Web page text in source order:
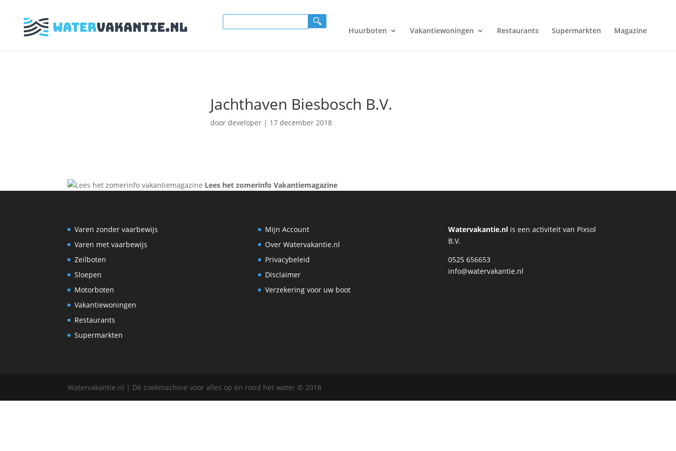
Huurboten Vakantiewoningen Restaurants Supermarkten Magazine
Jachthaven Biesbosch B.V.
door developer| 17 december 2018
Lees het zomerinfo Vakantiemagazine
Varen zonder vaarbewijs
Varen met vaarbewijs
Zeilboten
Sloepen
Motorboten
Vakantiewoningen
Restaurants
Supermarkten
Mijn Account
Over Watervakantie.nl
Privacybeleid
Disclaimer
Verzekering voor uw boot
Watervakantie.nl is een activiteit van Pixsol
B.V.
0525 656653
info@watervakantie.nl
Watervakantie.nl | Dé zoekmachine voor alles op en rond het water © 2018